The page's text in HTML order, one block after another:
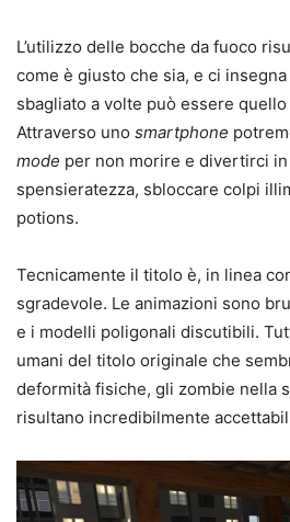
L’utilizzo delle bocche da fuoco
come è giusto che sia, e ci insegna
sbagliato a volte può essere
Attraverso uno smartphone
mode per non morire e divertirci
spensieratezza, sbloccare colpi
potions.
Tecnicamente il titolo è, in linea
sgradevole. Le animazioni sono
e i modelli poligonali discutibili.
umani del titolo originale che
deformità fisiche, gli zombie nella
risultano incredibilmente